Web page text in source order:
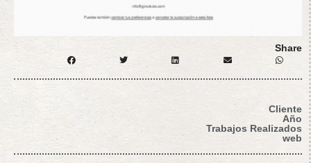
Share
Cliente
Año
Trabajos Realizados
web